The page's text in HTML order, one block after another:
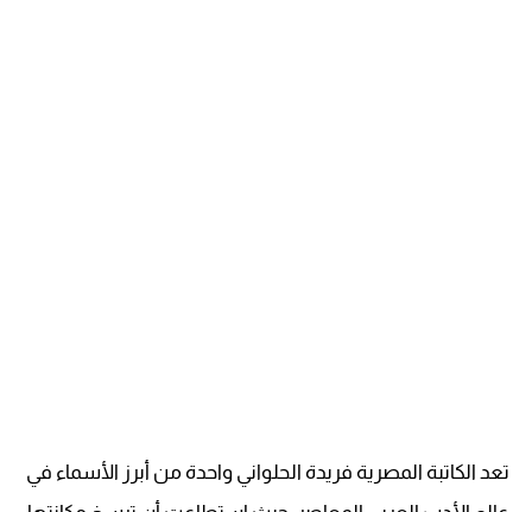
تعد الكاتبة المصرية فريدة الحلواني واحدة من أبرز الأسماء في